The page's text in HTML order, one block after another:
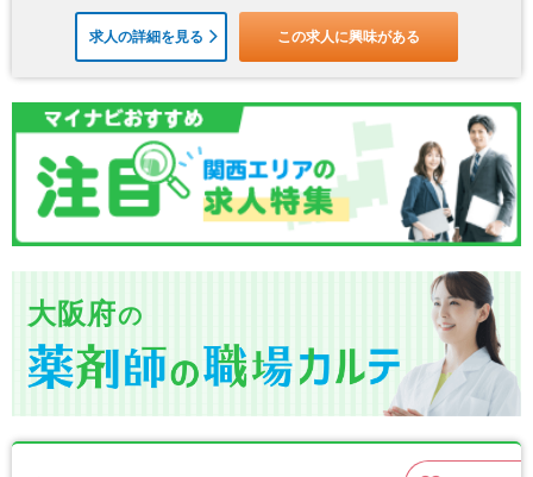
求人の詳細を見る この求人に興味がある
大阪府の